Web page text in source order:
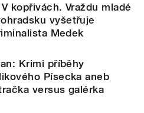
kopřivách. Vraždu mladé
vyšetřuje
Medek
Krimi příběhy
Písecka aneb
versus galérka